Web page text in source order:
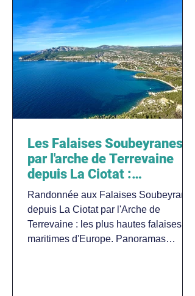
Les Falaises Soubeyranes
par l'arche de Terrevaine
depuis La Ciotat :
randonnée au sommet des
plus hautes falaises
maritimes d'Europe
Randonnée aux Falaises Soubeyranes
depuis La Ciotat par l'Arche de
Terrevaine : les plus hautes falaises
maritimes d'Europe. Panoramas